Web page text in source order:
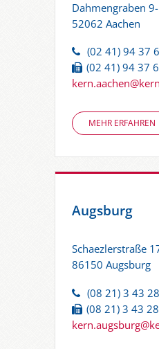
Dahmengraben
52062 Aachen
(02 41) 94 37
(02 41) 94 37
MEHR ERFAHREN
Augsburg
Schaezlerstraße
86150 Augsburg
(08 21) 3 43
(08 21) 3 43